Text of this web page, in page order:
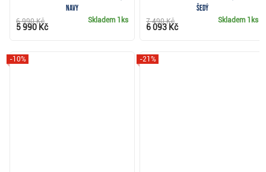
navy
Skladem 1ks
6 990 Kč
5 990 Kč
šedý
Skladem 1ks
7 490 Kč
6 093 Kč
-10% -21%